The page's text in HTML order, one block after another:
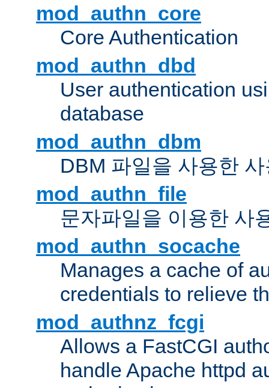
mod_authn_core
Core Authentication
mod_authn_dbd
User authentication
database
mod_authn_dbm
DBM 파일을 사용한
mod_authn_file
문자파일을 이용한 사
mod_authn_socache
Manages a cache of
credentials to relieve
mod_authnz_fcgi
Allows a FastCGI
handle Apache httpd